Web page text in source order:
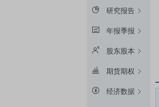
研究报告
年报季报
股东股本
期货期权
经济数据